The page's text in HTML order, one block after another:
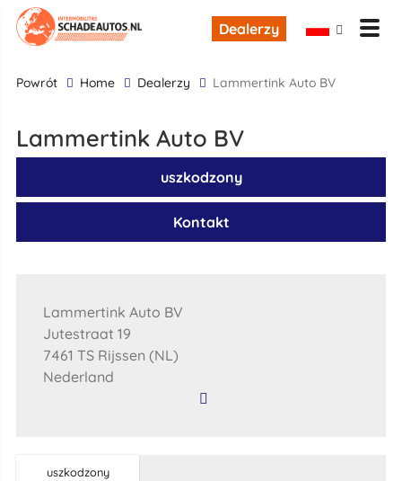
Dealerzy
powrót Home Dealerzy Lammertink Auto BV
Lammertink Auto BV
uszkodzony
Kontakt
Lammertink Auto BV
Jutestraat 19
7461 TS Rijssen (NL)
Nederland
uszkodzony